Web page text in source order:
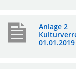
Anlage 2
01.01.2019